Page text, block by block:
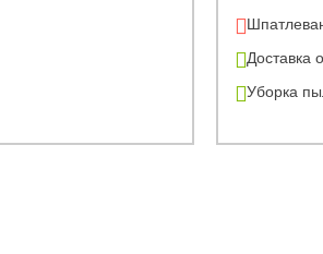
Доставка
Уборка